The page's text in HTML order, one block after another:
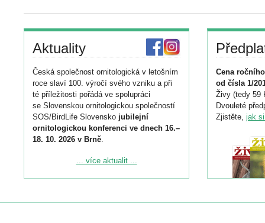
Aktuality
Česká společnost ornitologická v letošním
roce slaví 100. výročí svého vzniku a při
té příležitosti pořádá ve spolupráci
se Slovenskou ornitologickou společností
SOS/BirdLife Slovensko jubilejní
ornitologickou konferenci ve dnech 16.–
18. 10. 2026 v Brně.
Podrobnější informace ke konferenci
Registrovat se můžete do 6. září.
... více aktualit ...
Cena
od čísla 1/
Živy (tedy 59
Dvouleté
Zjistěte, jak